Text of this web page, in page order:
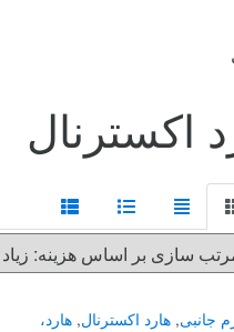
اکسترنال
جانبی,هارد اکسترنال,هارد،